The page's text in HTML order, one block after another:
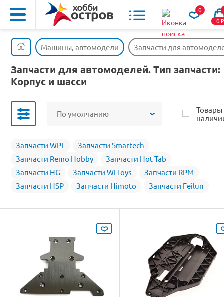
0
0o
Машины, автомодели Запчасти для
Запчасти для автомоделей. Тип запчасти:
Корпус и шасси
По умолчанию
Товары
Запчасти WPL
Запчасти Smartech
Запчасти Remo Hobby
Запчасти Hot Tab
Запчасти HG
Запчасти WLToys
Запчасти RPM
Запчасти HSP
Запчасти Himoto Запчасти Feilun